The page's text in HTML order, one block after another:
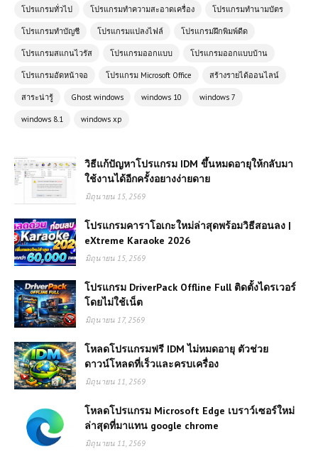
โปรแกรมทั่วไป โปรแกรมทำความสะอาดเครื่อง โปรแกรมทำนามบัตร
โปรแกรมทำบัญชี โปรแกรมแปลงไฟล์ โปรแกรมฝึกพิมพ์ดีด
โปรแกรมสแกนไวรัส โปรแกรมออกแบบ โปรแกรมออกแบบบ้าน
โปรแกรมอัดหน้าจอ โปรแกรม Microsoft Office สร้างรายได้ออนไลน์
สาระน่ารู้ Ghost windows windows 10 windows 7
windows 8.1 windows xp
วิธีแก้ปัญหาโปรแกรม IDM ขึ้นหมดอายุให้กลับมา
ใช้งานได้อีกครั้งอยางง่ายดาย
มิถุนายน 15, 2569
โปรแกรมคาราโอเกะใหม่ล่าสุดพร้อมวิธีสอนลง |
eXtreme Karaoke 2026
มิถุนายน 15, 2569
โปรแกรม DriverPack Offline Full ติดตั้งไดรเวอร์
โดยไม่ใช้เน็ต
มิถุนายน 17, 2569
โหลดโปรแกรมฟรี IDM ไม่หมดอายุ ตัวช่วย
ดาวน์โหลดที่เร็วและครบเครื่อง
มิถุนายน 11, 2569
โหลดโปรแกรม Microsoft Edge เบราว์เซอร์ใหม่
ล่าสุดที่มาแทน google chrome
มิถุนายน 11, 2569